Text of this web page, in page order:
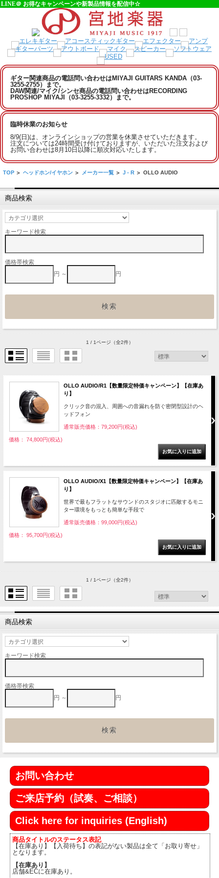
LINE＠ お得なキャンペーンや新製品情報を配信中☆
ギター関連商品の電話問い合わせはMIYAJI GUITARS KANDA（03-
3255-2755）まで。
DAW関連/マイク/シンセ商品の電話問い合わせはRECORDING
PROSHOP MIYAJI（03-3255-3332）まで。
臨時休業のお知らせ
8/9(日)は、オンラインショップの営業を休業させていただきます。
注文については24時間受け付けておりますが、いただいた注文および
お問い合わせは8月10日以降に順次対応いたします。
TOP > ヘッドホン/イヤホン > メーカー一覧 > J - R > OLLO AUDIO
商品検索
キーワード検索
価格帯検索
円 ～
円
1 / 1ページ（全2件）
OLLO AUDIO/R1【数量限定特価キャンペーン】【在庫あ
り】
クリック音の混入、周囲への音漏れを防ぐ密閉型設計のヘ
ッドフォン
通常販売価格：79,200円(税込)
価格： 74,800円(税込)
OLLO AUDIO/X1【数量限定特価キャンペーン】【在庫あ
り】
世界で最もフラットなサウンドのスタジオに匹敵するモニ
ター環境をもっとも簡単な手段で
通常販売価格：99,000円(税込)
価格： 95,700円(税込)
1 / 1ページ（全2件）
商品検索
キーワード検索
価格帯検索
円 ～
円
お問い合わせ
ご来店予約（試奏、ご相談）
Click here for inquiries (English)
商品タイトルのステータス表記
【在庫あり】【入荷待ち】の表記がない製品は全て「お取り寄せ」
となります。
【在庫あり】
店舗&ECに在庫あり。